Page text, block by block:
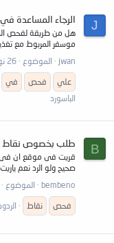
J الرجاء المساعدة
هل من طريقة لفحص
موسفر المربوط مع
jwan
الموضوع 26 نوفمبر 2012
علي
فحص في
الباسورد
B طلب بخصوص نقاط
قريت فى موقع ان فى
صحيح ولو الرد نعم
bembeno
الموضوع
فحص
نقاط